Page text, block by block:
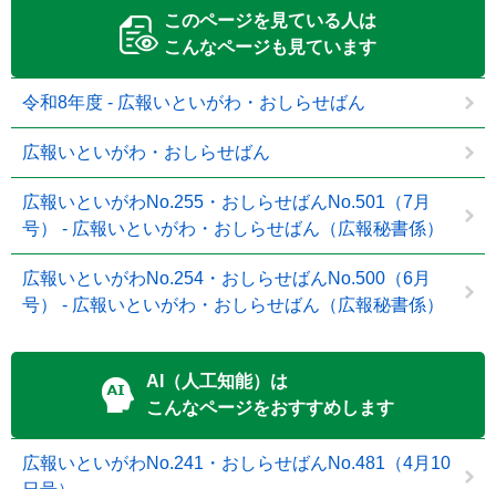
このページを見ている人は
こんなページも見ています
令和8年度 - 広報いといがわ・おしらせばん
広報いといがわ・おしらせばん
広報いといがわNo.255・おしらせばんNo.501（7月
号） - 広報いといがわ・おしらせばん（広報秘書係）
広報いといがわNo.254・おしらせばんNo.500（6月
号） - 広報いといがわ・おしらせばん（広報秘書係）
AI（人工知能）は
こんなページをおすすめします
広報いといがわNo.241・おしらせばんNo.481（4月10